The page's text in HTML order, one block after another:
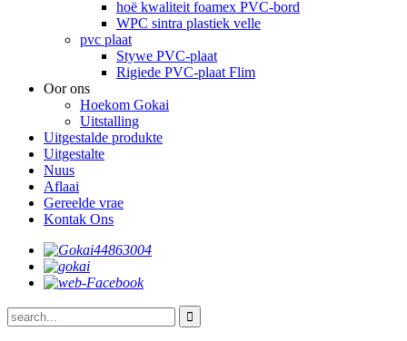
hoë kwaliteit foamex PVC-bord
WPC sintra plastiek velle
pvc plaat
Stywe PVC-plaat
Rigiede PVC-plaat Flim
Oor ons
Hoekom Gokai
Uitstalling
Uitgestalde produkte
Uitgestalte
Nuus
Aflaai
Gereelde vrae
Kontak Ons